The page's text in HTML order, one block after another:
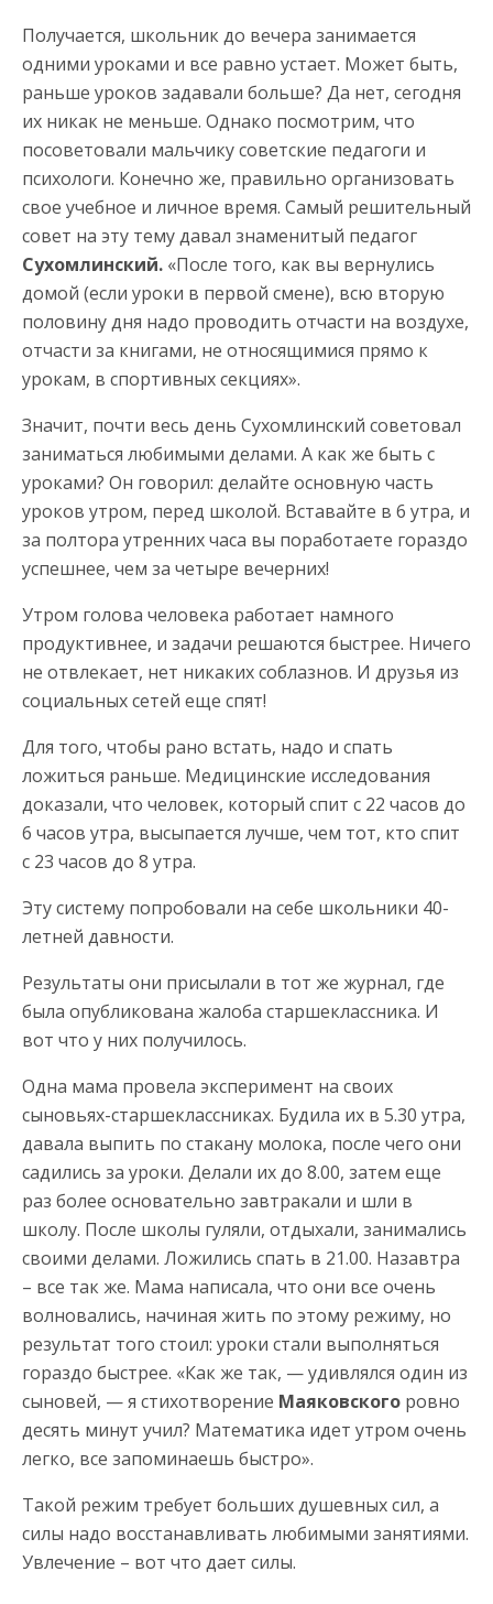
Получается, школьник до вечера занимается
одними уроками и все равно устает. Может быть,
раньше уроков задавали больше? Да нет, сегодня
их никак не меньше. Однако посмотрим, что
посоветовали мальчику советские педагоги и
психологи. Конечно же, правильно организовать
свое учебное и личное время. Самый решительный
совет на эту тему давал знаменитый педагог
Сухомлинский. «После того, как вы вернулись
домой (если уроки в первой смене), всю вторую
половину дня надо проводить отчасти на воздухе,
отчасти за книгами, не относящимися прямо к
урокам, в спортивных секциях».
Значит, почти весь день Сухомлинский советовал
заниматься любимыми делами. А как же быть с
уроками? Он говорил: делайте основную часть
уроков утром, перед школой. Вставайте в 6 утра, и
за полтора утренних часа вы поработаете гораздо
успешнее, чем за четыре вечерних!
Утром голова человека работает намного
продуктивнее, и задачи решаются быстрее. Ничего
не отвлекает, нет никаких соблазнов. И друзья из
социальных сетей еще спят!
Для того, чтобы рано встать, надо и спать
ложиться раньше. Медицинские исследования
доказали, что человек, который спит с 22 часов до
6 часов утра, высыпается лучше, чем тот, кто спит
с 23 часов до 8 утра.
Эту систему попробовали на себе школьники 40-
летней давности.
Результаты они присылали в тот же журнал, где
была опубликована жалоба старшеклассника. И
вот что у них получилось.
Одна мама провела эксперимент на своих
сыновьях-старшеклассниках. Будила их в 5.30 утра,
давала выпить по стакану молока, после чего они
садились за уроки. Делали их до 8.00, затем еще
раз более основательно завтракали и шли в
школу. После школы гуляли, отдыхали, занимались
своими делами. Ложились спать в 21.00. Назавтра
– все так же. Мама написала, что они все очень
волновались, начиная жить по этому режиму, но
результат того стоил: уроки стали выполняться
гораздо быстрее. «Как же так, — удивлялся один из
сыновей, — я стихотворение Маяковского ровно
десять минут учил? Математика идет утром очень
легко, все запоминаешь быстро».
Такой режим требует больших душевных сил, а
силы надо восстанавливать любимыми занятиями.
Увлечение – вот что дает силы.